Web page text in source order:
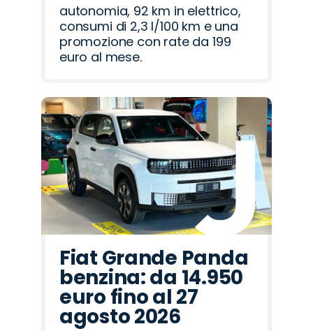
autonomia, 92 km in elettrico,
consumi di 2,3 l/100 km e una
promozione con rate da 199
euro al mese.
Fiat Grande Panda
benzina: da 14.950
euro fino al 27
agosto 2026